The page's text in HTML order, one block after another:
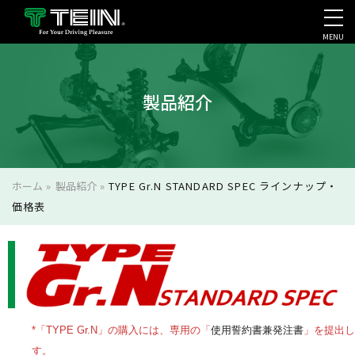
会社案内・採用・IR
MENU
製品紹介
ホーム » 製品紹介»TYPE Gr.N STANDARD SPEC ラインナップ・
価格表
*「TYPE Gr.N」の購入には、専用の「使用誓約書兼発注書 」を提出
す。